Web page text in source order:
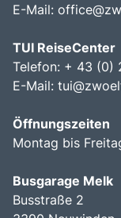
E-Mail:
TUI ReiseCenter
Telefon: + 43 (0)
E-Mail:
Öffnungszeiten
Montag bis
Busgarage Melk
Busstraße 2